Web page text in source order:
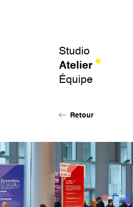
Studio
Atelier
Équipe
Retour